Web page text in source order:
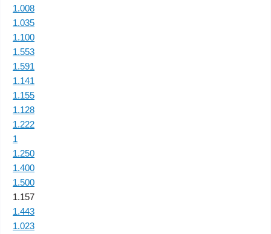
1.008
1.035
1.100
1.553
1.591
1.141
1.155
1.128
1.222
1
1.250
1.400
1.500
1.157
1.443
1.023